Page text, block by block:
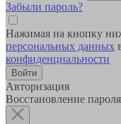
Забыли пароль?
Нажимая на кнопку
персональных данных
конфиденциальности
Авторизация
Восстановление пароля